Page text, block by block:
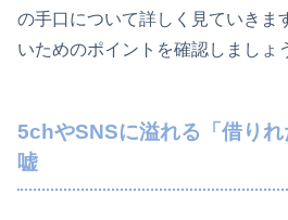
の手口について詳しく見ていきま
いためのポイントを確認しましょ
5chやSNSに溢れる「借り
嘘